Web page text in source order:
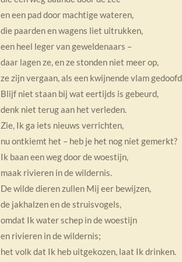
en een pad door machtige wateren,
die paarden en wagens liet uitrukken,
een heel leger van geweldenaars –
daar lagen ze, en ze stonden niet meer op,
ze zijn vergaan, als een kwijnende vlam
Blijf niet staan bij wat eertijds is gebeurd,
denk niet terug aan het verleden.
Zie, Ik ga iets nieuws verrichten,
nu ontkiemt het – heb je het nog niet gemerkt?
Ik baan een weg door de woestijn,
maak rivieren in de wildernis.
De wilde dieren zullen Mij eer bewijzen,
de jakhalzen en de struisvogels,
omdat Ik water schep in de woestijn
en rivieren in de wildernis;
het volk dat Ik heb uitgekozen, laat Ik drinken.